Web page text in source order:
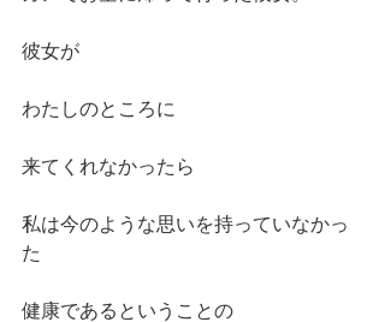
彼女が
わたしのところに
来てくれなかったら
私は今のような思いを持っていなかっ
た
健康であるということの